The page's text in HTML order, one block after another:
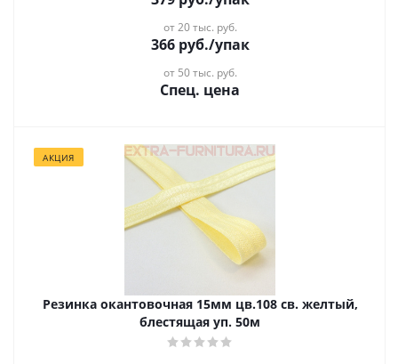
от 20 тыс. руб.
366руб./упак
от 50 тыс. руб.
Спец. цена
АКЦИЯ
Резинка окантовочная 15мм цв.108 св. желтый,
блестящая уп. 50м